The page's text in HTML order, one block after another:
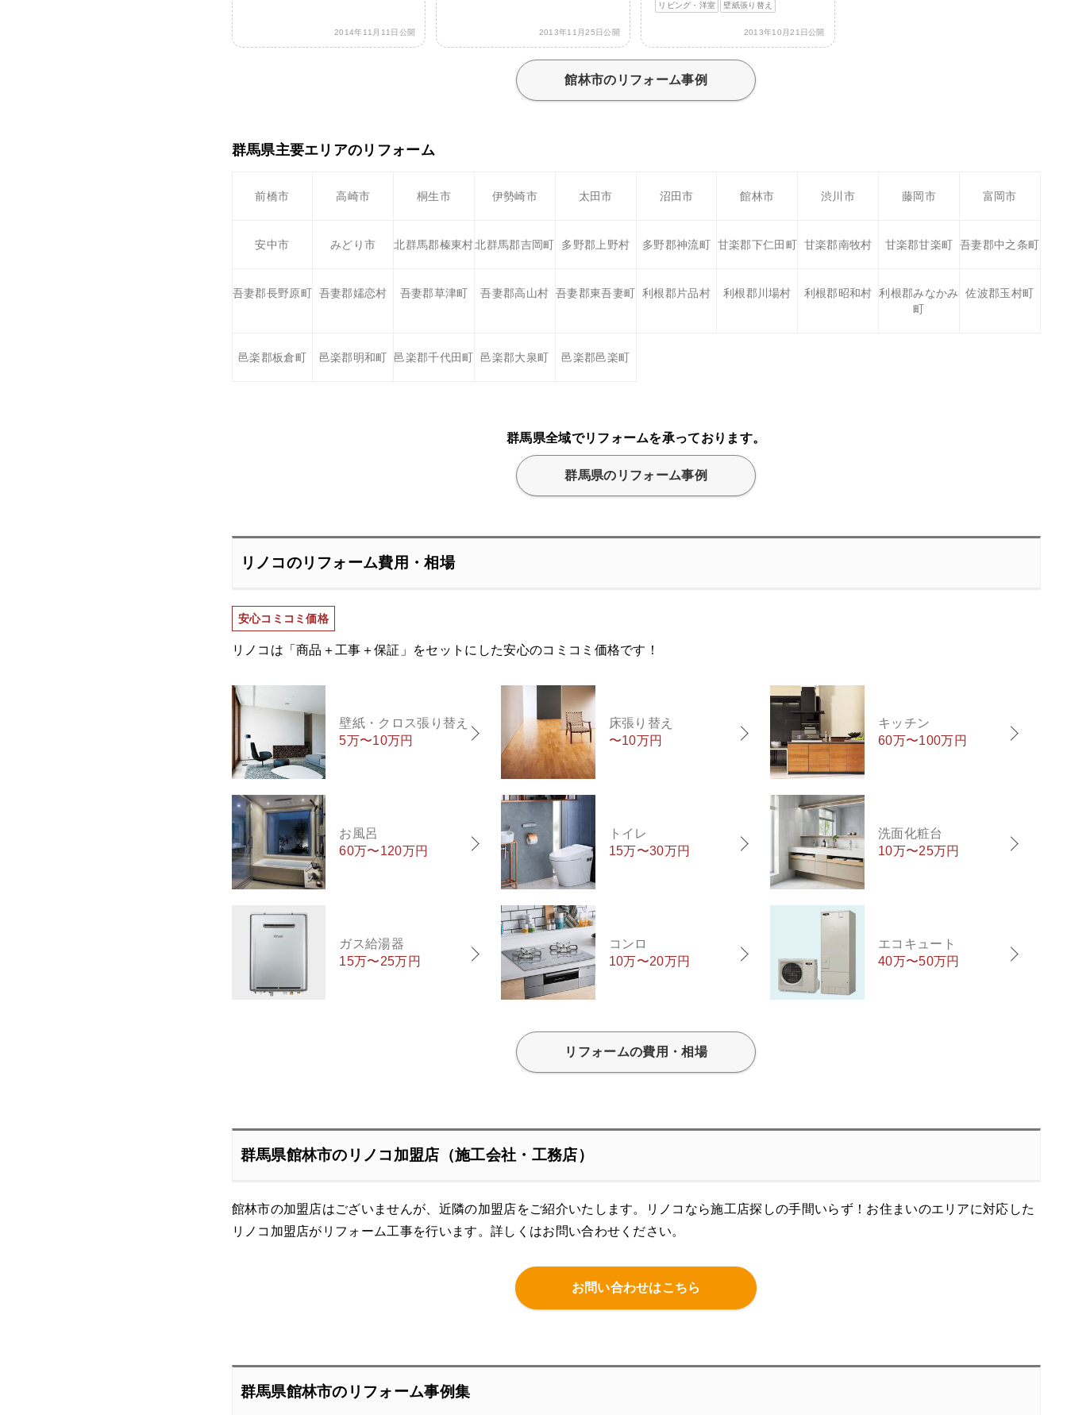
2014年11月11日公開 2013年11月25日公開
リビング・洋室 壁紙張り替え
2013年10月21日公開
館林市のリフォーム事例
群馬県主要エリアのリフォーム
前橋市 高崎市 桐生市 伊勢崎市 太田市 沼田市 館林市 渋川市 藤岡市 富岡市
安中市 みどり市 北群馬郡榛東村北群馬郡吉岡町 多野郡上野村 多野郡神流町 甘楽郡下仁田町 甘楽郡南牧村 甘楽郡甘楽町 吾妻郡中之条町
吾妻郡長野原町 吾妻郡嬬恋村 吾妻郡草津町 吾妻郡高山村 吾妻郡東吾妻町 利根郡片品村 利根郡川場村 利根郡昭和村 利根郡みなかみ
町
佐波郡玉村町
邑楽郡板倉町 邑楽郡明和町 邑楽郡千代田町 邑楽郡大泉町 邑楽郡邑楽町
群馬県全域でリフォームを承っております。
群馬県のリフォーム事例
リノコのリフォーム費用・相場
安心コミコミ価格
リノコは「商品＋工事＋保証」をセットにした安心のコミコミ価格です！
壁紙・クロス張り替え
5万〜10万円
床張り替え
〜10万円
キッチン
60万〜100万円
お風呂
60万〜120万円
トイレ
15万〜30万円
洗面化粧台
10万〜25万円
ガス給湯器
15万〜25万円
コンロ
10万〜20万円
エコキュート
40万〜50万円
リフォームの費用・相場
群馬県館林市のリノコ加盟店（施工会社・工務店）
館林市の加盟店はございませんが、近隣の加盟店をご紹介いたします。リノコなら施工店探しの手間いらず！お住まいのエリアに対応した
リノコ加盟店がリフォーム工事を行います。 詳しくはお問い合わせください。
お問い合わせはこちら
群馬県館林市のリフォーム事例集